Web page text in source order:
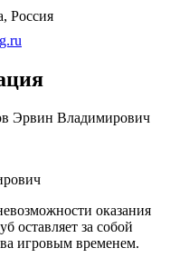
Россия
Эрвин Владимирович
оказания
оставляет за собой
игровым временем.